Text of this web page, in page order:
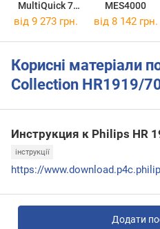
MultiQuick 7
J700
MES4000
від 9 273 грн. від 8 142 грн.
Корисні матеріали
Collection HR1919/
Инструкция к Philips HR
інструкції
Додати